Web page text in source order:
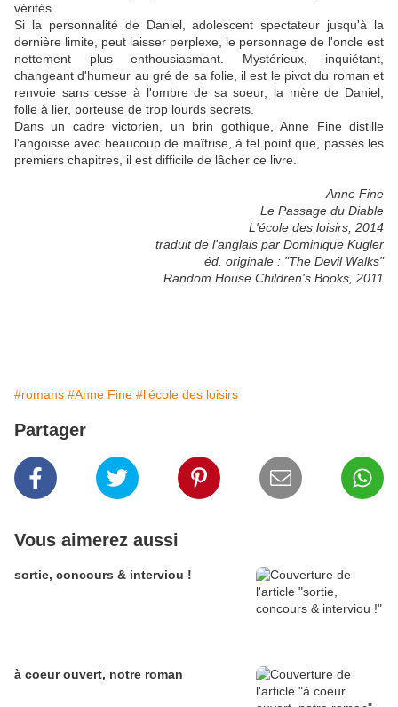
vérités.
Si la personnalité de Daniel, adolescent spectateur jusqu'à la
dernière limite, peut laisser perplexe, le personnage de l'oncle est
nettement plus enthousiasmant. Mystérieux, inquiétant,
changeant d'humeur au gré de sa folie, il est le pivot du roman et
renvoie sans cesse à l'ombre de sa soeur, la mère de Daniel,
folle à lier, porteuse de trop lourds secrets.
Dans un cadre victorien, un brin gothique, Anne Fine distille
l'angoisse avec beaucoup de maîtrise, à tel point que, passés les
premiers chapitres, il est difficile de lâcher ce livre.
Anne Fine
Le Passage du Diable
L'école des loisirs, 2014
traduit de l'anglais par Dominique Kugler
éd. originale : "The Devil Walks"
Random House Children's Books, 2011
#romans #Anne Fine #l'école des loisirs
Partager
Vous aimerez aussi
sortie, concours & interviou !
à coeur ouvert, notre roman